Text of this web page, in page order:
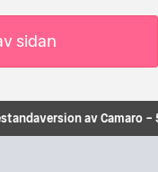
sidan
av Camaro –